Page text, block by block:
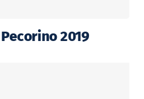
2019